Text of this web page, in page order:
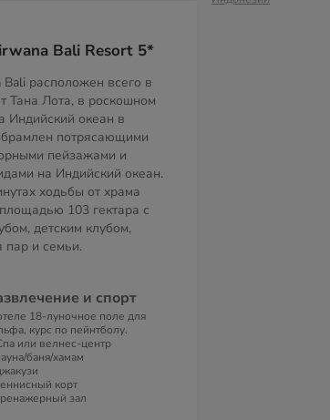
Bali Resort 5*
Bali расположен всего в
Тана Лота, в роскошном
Индийский океан в
потрясающими
пейзажами и
на Индийский океан.
ходьбы от храма
103 гектара с
детским клубом,
пар и семьи.
и спорт
18-луночное поле для
курс по пейнтболу.
или велнес-центр
баня/хамам
корт
зал